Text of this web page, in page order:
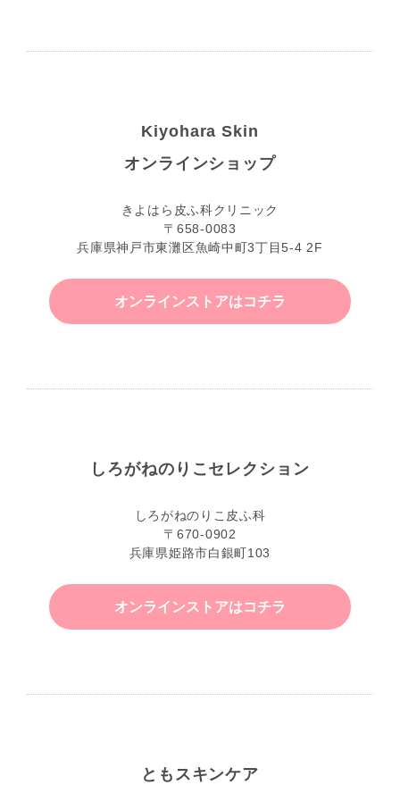
Kiyohara Skin
オンラインショップ
きよはら皮ふ科クリニック
〒658-0083
兵庫県神戸市東灘区魚崎中町3丁目5-4 2F
オンラインストアはコチラ
しろがねのりこセレクション
しろがねのりこ皮ふ科
〒670-0902
兵庫県姫路市白銀町103
オンラインストアはコチラ
ともスキンケア